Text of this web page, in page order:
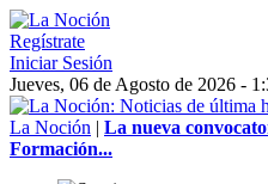
Regístrate
Iniciar Sesión
Jueves, 06 de Agosto de 2026 -
La Noción | La nueva
Formación...